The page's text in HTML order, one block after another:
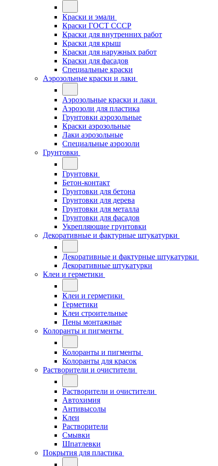
Краски и эмали
Краски ГОСТ СССР
Краски для внутренних работ
Краски для крыш
Краски для наружных работ
Краски для фасадов
Специальные краски
Аэрозольные краски и лаки
Аэрозольные краски и лаки
Аэрозоли для пластика
Грунтовки аэрозольные
Краски аэрозольные
Лаки аэрозольные
Специальные аэрозоли
Грунтовки
Грунтовки
Бетон-контакт
Грунтовки для бетона
Грунтовки для дерева
Грунтовки для металла
Грунтовки для фасадов
Укрепляющие грунтовки
Декоративные и фактурные штукатурки
Декоративные и фактурные штукатурки
Декоративные штукатурки
Клеи и герметики
Клеи и герметики
Герметики
Клеи строительные
Пены монтажные
Колоранты и пигменты
Колоранты и пигменты
Колоранты для красок
Растворители и очистители
Растворители и очистители
Автохимия
Антивысолы
Клеи
Растворители
Смывки
Шпатлевки
Покрытия для пластика